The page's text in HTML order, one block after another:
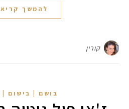
להמשך
קורין
בושם | בישום |